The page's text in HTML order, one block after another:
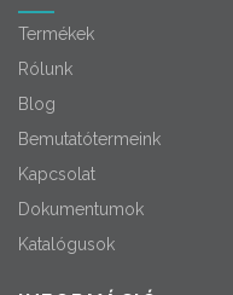
Termékek
Rólunk
Blog
Bemutatótermeink
Kapcsolat
Dokumentumok
Katalógusok